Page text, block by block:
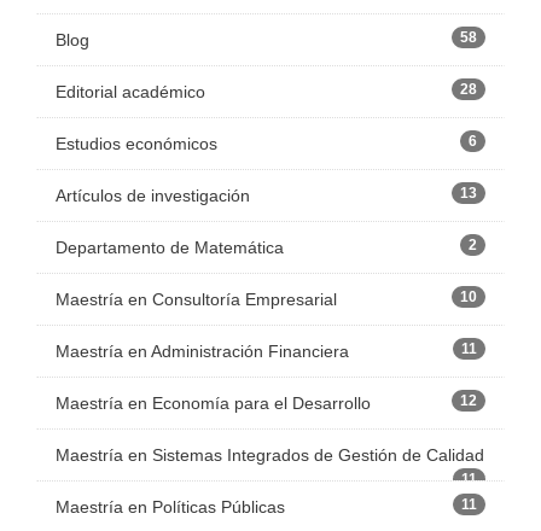
Blog 58
Editorial académico 28
Estudios económicos 6
Artículos de investigación 13
Departamento de Matemática 2
Maestría en Consultoría Empresarial 10
Maestría en Administración Financiera 11
Maestría en Economía para el Desarrollo 12
Maestría en Sistemas Integrados de Gestión de Calidad
11
Maestría en Políticas Públicas 11